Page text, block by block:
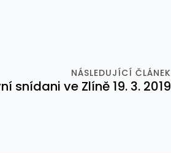
NÁSLEDUJÍCÍ ČLÁNEK
snídani ve Zlíně 19. 3. 2019